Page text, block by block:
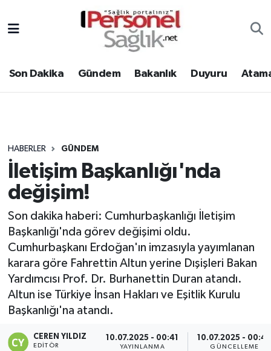
Son Dakika Gündem Bakanlık Duyuru
HABERLER GÜNDEM
İletişim Başkanlığı'nda
değişim!
Son dakika haberi: Cumhurbaşkanlığı İletişim
Başkanlığı'nda görev değişimi oldu.
Cumhurbaşkanı Erdoğan'ın imzasıyla yayımlanan
karara göre Fahrettin Altun yerine Dışişleri Bakan
Yardımcısı Prof. Dr. Burhanettin Duran atandı.
Altun ise Türkiye İnsan Hakları ve Eşitlik Kurulu
Başkanlığı'na atandı.
CEREN YILDIZ
EDITÖR
10.07.2025 - 00:41
YAYINLANMA
10.07.2025 -
GÜNCELLEME
Gündem
Atamalar
Mevzuat
Sendika
Kpss - Sınav
Nöbetçi Eczaneler
Hava Durumu
Tüm Manşetler
Son Dakika Haberleri
Haber Arşivi